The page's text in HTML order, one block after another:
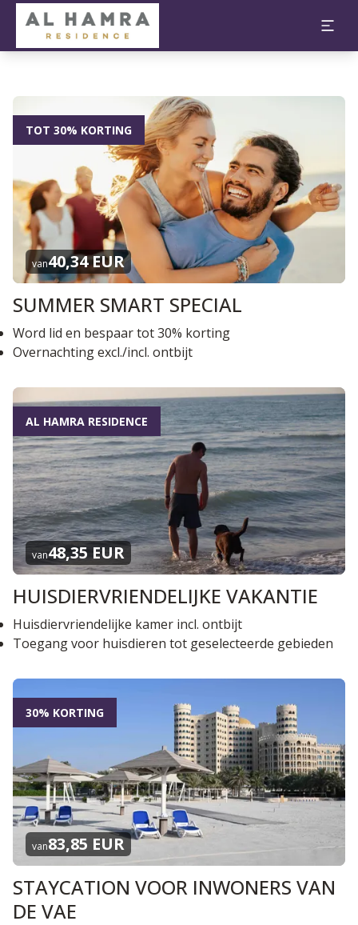
TOT 30% KORTING
van40,34 EUR
SUMMER SMART SPECIAL
Word lid en bespaar tot 30% korting
Overnachting excl./incl. ontbijt
AL HAMRA RESIDENCE
van48,35 EUR
HUISDIERVRIENDELIJKE VAKANTIE
Huisdiervriendelijke kamer incl. ontbijt
Toegang voor huisdieren tot geselecteerde gebieden
30% KORTING
van83,85 EUR
STAYCATION VOOR INWONERS VAN
DE VAE